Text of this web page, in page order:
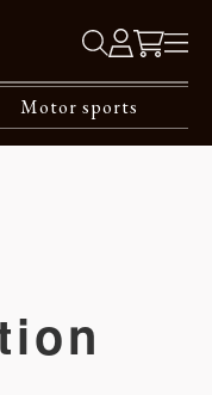
Motor sports